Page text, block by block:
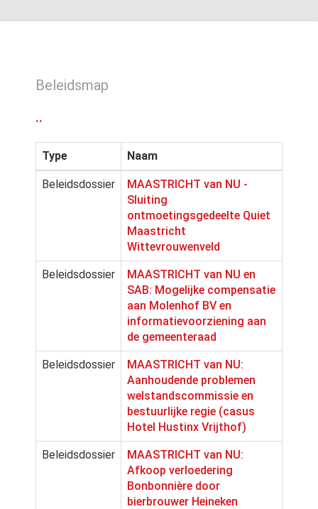
Beleidsmap
..
Type Naam
Beleidsdossier
MAASTRICHT van NU -
Sluiting
ontmoetingsgedeelte Quiet
Maastricht
Wittevrouwenveld
Beleidsdossier
MAASTRICHT van NU en
SAB: Mogelijke compensatie
aan Molenhof BV en
informatievoorziening aan
de gemeenteraad
Beleidsdossier
MAASTRICHT van NU:
Aanhoudende problemen
welstandscommissie en
bestuurlijke regie (casus
Hotel Hustinx Vrijthof)
Beleidsdossier
MAASTRICHT van NU:
Afkoop verloedering
Bonbonnière door
bierbrouwer Heineken